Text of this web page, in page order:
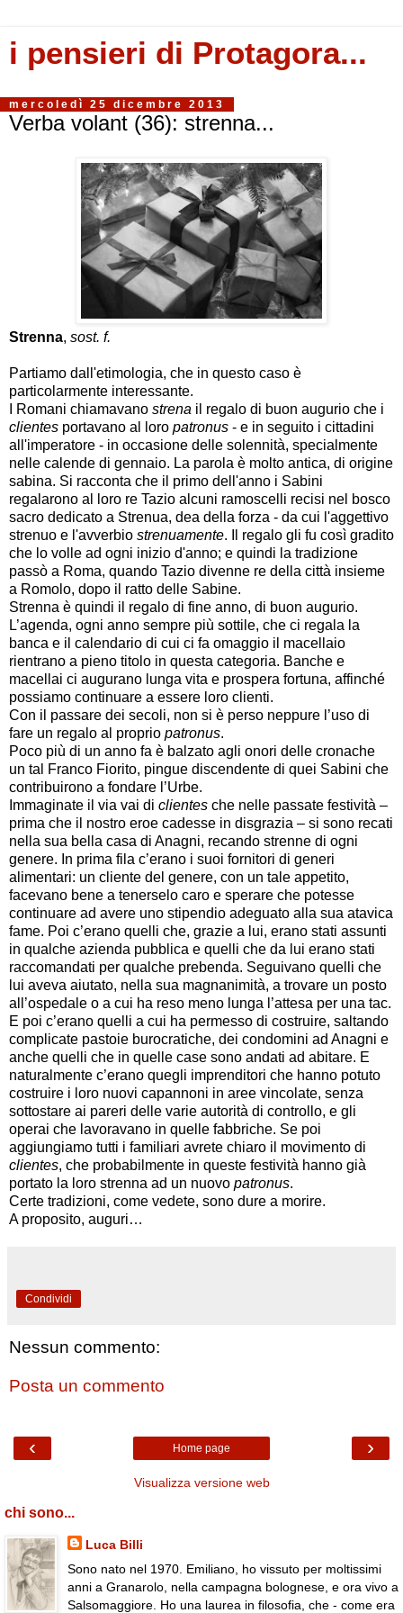
i pensieri di Protagora...
mercoledì 25 dicembre 2013
Verba volant (36): strenna...
Strenna, sost. f.
Partiamo dall'etimologia, che in questo caso è
particolarmente interessante.
I Romani chiamavano strena il regalo di buon augurio che i
clientes portavano al loro patronus - e in seguito i cittadini
all'imperatore - in occasione delle solennità, specialmente
nelle calende di gennaio. La parola è molto antica, di origine
sabina. Si racconta che il primo dell'anno i Sabini
regalarono al loro re Tazio alcuni ramoscelli recisi nel bosco
sacro dedicato a Strenua, dea della forza - da cui l'aggettivo
strenuo e l'avverbio strenuamente. Il regalo gli fu così gradito
che lo volle ad ogni inizio d'anno; e quindi la tradizione
passò a Roma, quando Tazio divenne re della città insieme
a Romolo, dopo il ratto delle Sabine.
Strenna è quindi il regalo di fine anno, di buon augurio.
L’agenda, ogni anno sempre più sottile, che ci regala la
banca e il calendario di cui ci fa omaggio il macellaio
rientrano a pieno titolo in questa categoria. Banche e
macellai ci augurano lunga vita e prospera fortuna, affinché
possiamo continuare a essere loro clienti.
Con il passare dei secoli, non si è perso neppure l’uso di
fare un regalo al proprio patronus.
Poco più di un anno fa è balzato agli onori delle cronache
un tal Franco Fiorito, pingue discendente di quei Sabini che
contribuirono a fondare l’Urbe.
Immaginate il via vai di clientes che nelle passate festività –
prima che il nostro eroe cadesse in disgrazia – si sono recati
nella sua bella casa di Anagni, recando strenne di ogni
genere. In prima fila c’erano i suoi fornitori di generi
alimentari: un cliente del genere, con un tale appetito,
facevano bene a tenerselo caro e sperare che potesse
continuare ad avere uno stipendio adeguato alla sua atavica
fame. Poi c’erano quelli che, grazie a lui, erano stati assunti
in qualche azienda pubblica e quelli che da lui erano stati
raccomandati per qualche prebenda. Seguivano quelli che
lui aveva aiutato, nella sua magnanimità, a trovare un posto
all’ospedale o a cui ha reso meno lunga l’attesa per una tac.
E poi c’erano quelli a cui ha permesso di costruire, saltando
complicate pastoie burocratiche, dei condomini ad Anagni e
anche quelli che in quelle case sono andati ad abitare. E
naturalmente c’erano quegli imprenditori che hanno potuto
costruire i loro nuovi capannoni in aree vincolate, senza
sottostare ai pareri delle varie autorità di controllo, e gli
operai che lavoravano in quelle fabbriche. Se poi
aggiungiamo tutti i familiari avrete chiaro il movimento di
clientes, che probabilmente in queste festività hanno già
portato la loro strenna ad un nuovo patronus.
Certe tradizioni, come vedete, sono dure a morire.
A proposito, auguri…
Condividi
Nessun commento:
Posta un commento
‹ ›
Home page
Visualizza versione web
chi sono...
Luca Billi
Sono nato nel 1970. Emiliano, ho vissuto per moltissimi
anni a Granarolo, nella campagna bolognese, e ora vivo a
Salsomaggiore. Ho una laurea in filosofia, che - come era